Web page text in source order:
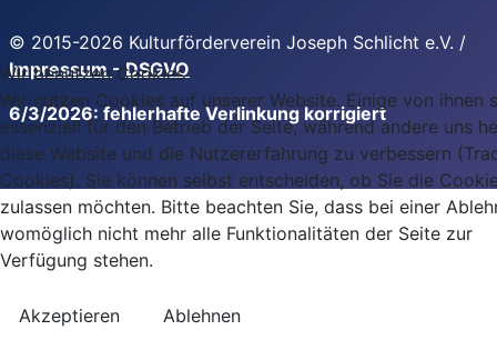
© 2015-2026 Kulturförderverein Joseph Schlicht e.V. /
Impressum-DSGVO
6/3/2026: fehlerhafte Verlinkung korrigiert
Wir benutzen Cookies
Wir nutzen Cookies auf unserer Website. Einige von ihnen
essenziell für den Betrieb der Seite, während andere uns
diese Website und die Nutzererfahrung zu verbessern
Cookies). Sie können selbst entscheiden, ob Sie die
zulassen möchten. Bitte beachten Sie, dass bei einer
womöglich nicht mehr alle Funktionalitäten der Seite zur
Verfügung stehen.
Akzeptieren Ablehnen